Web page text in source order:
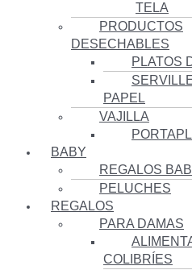
TELA
PRODUCTOS
DESECHABLES
PLATOS
PAPEL
VAJILLA
BABY
REGALOS
PELUCHES
REGALOS
PARA DAMAS
COLIBRÍES